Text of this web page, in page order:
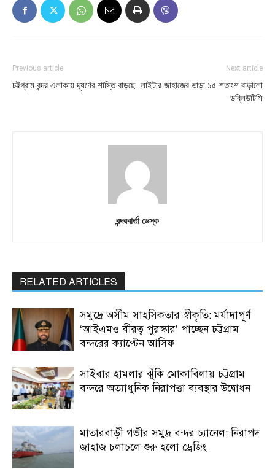
Previous article
চট্টগ্রাম বন্দর এলাকায় দূষণের শাস্তি বাড়ছে
Next article
লাইটার জাহাজের ভাড়া ১৫ শতাংশ বাড়ালো
ডব্লিউটিসি
বন্দরবার্তা ডেস্ক
RELATED ARTICLES
সমুদ্রে অসীম সাহসিকতার স্বীকৃতি: মর্যাদাপূর্ণ
‘আইএমও বীরত্ব পুরস্কার’ পাচ্ছেন চট্টগ্রাম
বন্দরের ক্যাপ্টেন আসিফ
সাইবার হামলার ঝুঁকি মোকাবিলায় চট্টগ্রাম
বন্দরে অত্যাধুনিক নিরাপত্তা ব্যবস্থার উদ্বোধন
মাতারবাড়ী গভীর সমুদ্র বন্দর চ্যানেল: নিরাপদ
জাহাজ চলাচলে শুরু হলো ড্রেজিং